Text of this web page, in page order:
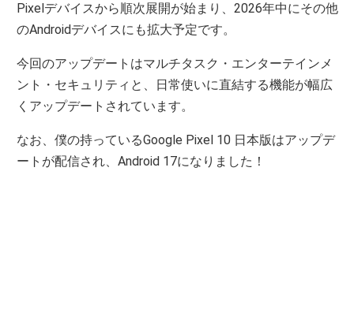
Pixelデバイスから順次展開が始まり、2026年中にその他
のAndroidデバイスにも拡大予定です。
今回のアップデートはマルチタスク・エンターテインメ
ント・セキュリティと、日常使いに直結する機能が幅広
くアップデートされています。
なお、僕の持っているGoogle Pixel 10 日本版はアップデ
ートが配信され、Android 17になりました！